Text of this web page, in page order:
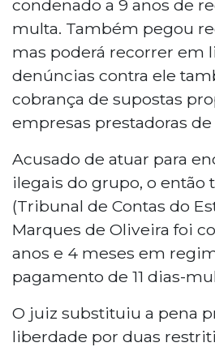
condenado a 9 anos de
multa. Também pegou
mas poderá recorrer em
denúncias contra ele
cobrança de supostas
empresas prestadoras de
Acusado de atuar para
ilegais do grupo, o então
(Tribunal de Contas do
Marques de Oliveira foi
anos e 4 meses em
pagamento de 11 dias-
O juiz substituiu a pena
liberdade por duas